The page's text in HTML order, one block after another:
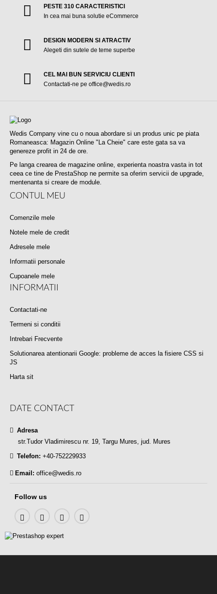
PESTE 310 CARACTERISTICI
In cea mai buna solutie eCommerce
DESIGN MODERN SI ATRACTIV
Alegeti din sutele de teme superbe
CEL MAI BUN SERVICIU CLIENTI
Contactati-ne pe office@wedis.ro
Wedis Company vine cu o noua abordare si un produs unic pe piata
Romaneasca: Magazin Online "La Cheie" care este gata sa va
genereze profit in 24 de ore.
Pe langa crearea de magazine online, experienta noastra vasta in tot
ceea ce tine de PrestaShop ne permite sa oferim servicii de upgrade,
mentenanta si creare de module.
CONTUL MEU
Comenzile mele
Notele mele de credit
Adresele mele
Informatii personale
Cupoanele mele
INFORMATII
Contactati-ne
Termeni si conditii
Intrebari Frecvente
Solutionarea atentionarii Google: probleme de acces la fisiere CSS si
JS
Harta sit
DATE CONTACT
Adresa
str.Tudor Vladimirescu nr. 19, Targu Mures, jud. Mures
Telefon: +40-752229933
Email: office@wedis.ro
Follow us